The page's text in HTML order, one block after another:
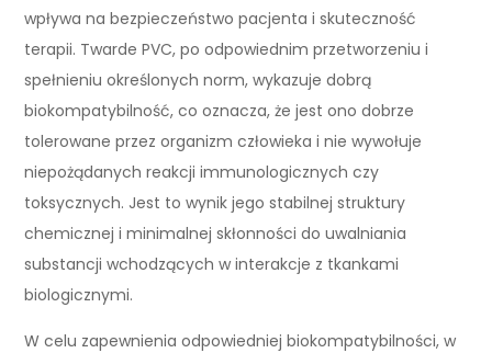
wpływa na bezpieczeństwo pacjenta i skuteczność
terapii. Twarde PVC, po odpowiednim przetworzeniu i
spełnieniu określonych norm, wykazuje dobrą
biokompatybilność, co oznacza, że jest ono dobrze
tolerowane przez organizm człowieka i nie wywołuje
niepożądanych reakcji immunologicznych czy
toksycznych. Jest to wynik jego stabilnej struktury
chemicznej i minimalnej skłonności do uwalniania
substancji wchodzących w interakcje z tkankami
biologicznymi.
W celu zapewnienia odpowiedniej biokompatybilności, w